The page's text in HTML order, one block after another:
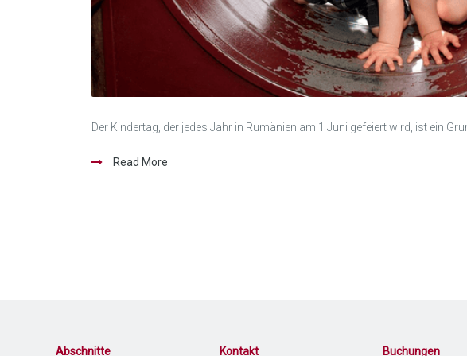
Der Kindertag, der jedes Jahr in Rumänien am 1 Juni gefeiert wird, ist ein
Read More
Abschnitte Kontakt Buchungen